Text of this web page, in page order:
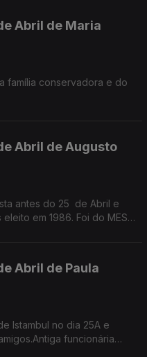
Abril de Maria
família conservadora e do
Abril de Augusto
antes do 25 de Abril e
em 1986. Foi do MES,
Abril de Paula
Istambul no dia 25A e
funcionária